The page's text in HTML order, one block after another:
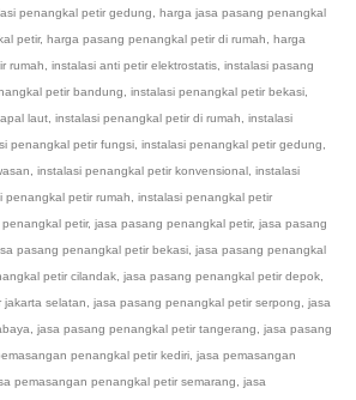
penangkal petir gedung
harga jasa pasang penangkal
petir, harga pasang penangkal petir di rumah
harga
rumah
instalasi anti petir elektrostatis instalasi pasang
petir bandung instalasi penangkal petir bekasi
laut instalasi penangkal petir di rumah
instalasi
penangkal petir fungsi instalasi penangkal petir gedung
instalasi penangkal petir konvensional instalasi
penangkal petir rumah
instalasi penangkal petir
petir, jasa pasang penangkal petir, jasa pasang
pasang penangkal petir bekasi jasa pasang penangkal
petir cilandak jasa pasang penangkal petir depok
selatan
jasa pasang penangkal petir serpong
jasa
jasa pasang penangkal petir tangerang
jasa pasang
penangkal petir kediri jasa pemasangan
pemasangan penangkal petir semarang
jasa